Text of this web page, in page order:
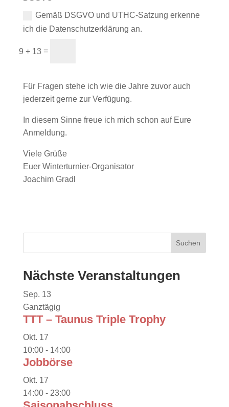
Gemäß DSGVO und UTHC-Satzung erkenne
ich die Datenschutzerklärung an.
9 + 13 =
Für Fragen stehe ich wie die Jahre zuvor auch
jederzeit gerne zur Verfügung.
In diesem Sinne freue ich mich schon auf Eure
Anmeldung.
Viele Grüße
Euer Winterturnier-Organisator
Joachim Gradl
Nächste Veranstaltungen
Sep. 13
Ganztägig
TTT – Taunus Triple Trophy
Okt. 17
10:00- 14:00
Jobbörse
Okt. 17
14:00- 23:00